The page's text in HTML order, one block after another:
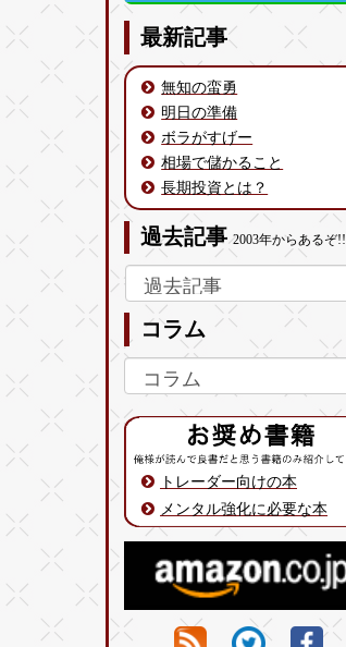
最新記事
無知の蛮勇
明日の準備
ボラがすげー
相場で儲かること
長期投資とは？
過去記事2003年からあるぞ!!
コラム
トレーダー向けの本
メンタル強化に必要な本